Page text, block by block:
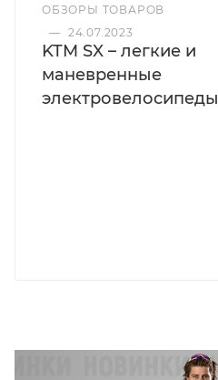
ОБЗОРЫ ТОВАРОВ
— 24.07.2023
KTM SX – легкие и
маневренные
электровелосипеды